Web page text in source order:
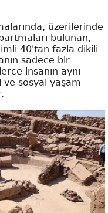
üzerilerinde
bulunan,
40'tan fazla dikili
sadece bir
insanın aynı
ve sosyal yaşam